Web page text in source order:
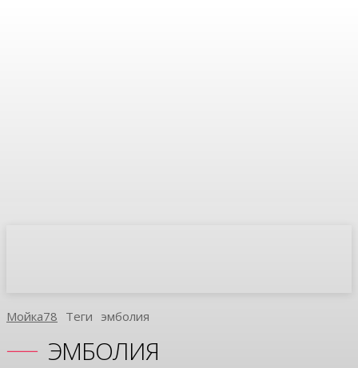
Мойка78 Теги Эмболия
ЭМБОЛИЯ